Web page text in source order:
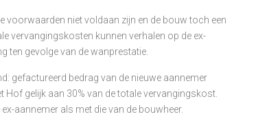
voorwaarden niet voldaan zijn en de bouw toch een
vervangingskosten kunnen verhalen op de ex-
ten gevolge van de wanprestatie.
gefactureerd bedrag van de nieuwe aannemer
gelijk aan 30% van de totale vervangingskost.
aannemer als met die van de bouwheer.